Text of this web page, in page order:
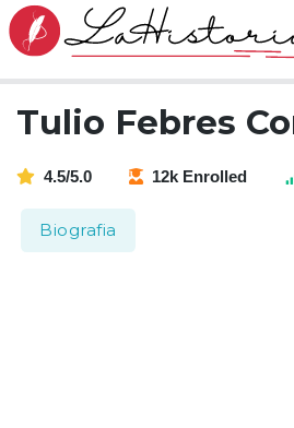
Tulio Febres
4.5/5.0 12k Enrolled
Biografia